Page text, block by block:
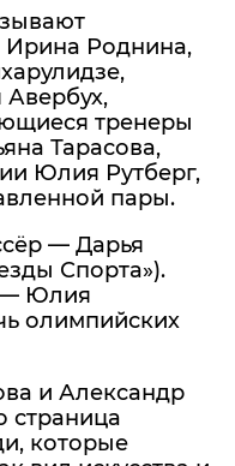
Роднина,
тренеры
Тарасова,
Юлия Рутберг,
пары.
— Дарья
Спорта»).
— Юлия
олимпийских
и Александр
страница
которые